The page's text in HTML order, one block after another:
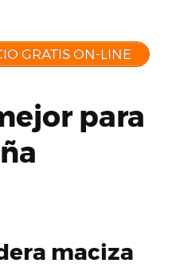
GRATIS ON-LINE
para
maciza